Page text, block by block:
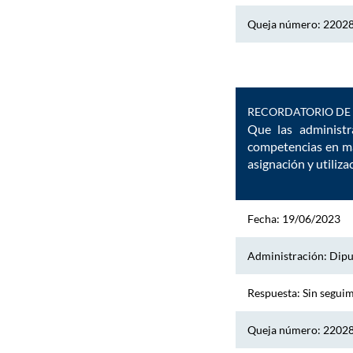
Queja número:
RECORDATORIO
Que las
competencias en
asignación y
Fecha: 19/06/2023
Administración:
Respuesta: Sin
Queja número: